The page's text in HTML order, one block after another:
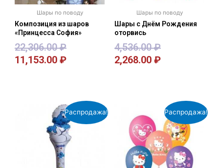
Шары по поводу
Композиция из шаров
«Принцесса София»
22,306.00₽
11,153.00 ₽
Шары по поводу
Шары с Днём Рождения
оторвись
4,536.00₽
2,268.00 ₽
Распродажа! Распродажа!